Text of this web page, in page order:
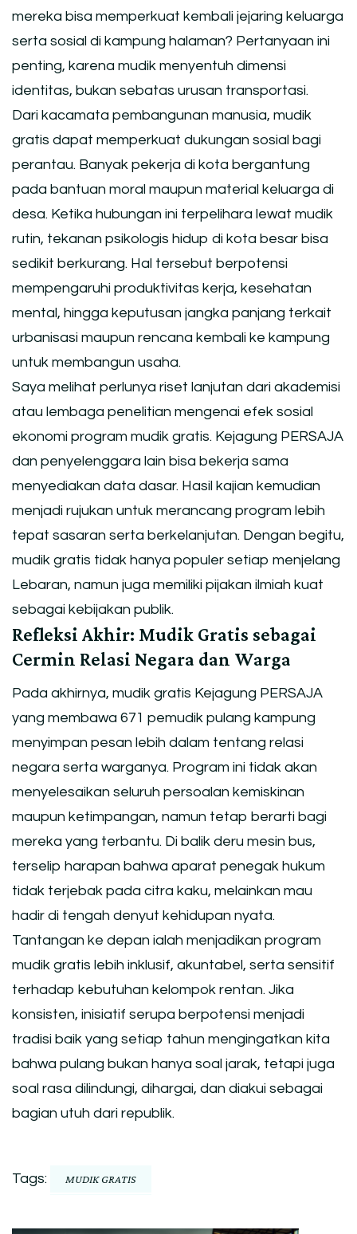
mereka bisa memperkuat kembali jejaring keluarga
serta sosial di kampung halaman? Pertanyaan ini
penting, karena mudik menyentuh dimensi
identitas, bukan sebatas urusan transportasi.
Dari kacamata pembangunan manusia, mudik
gratis dapat memperkuat dukungan sosial bagi
perantau. Banyak pekerja di kota bergantung
pada bantuan moral maupun material keluarga di
desa. Ketika hubungan ini terpelihara lewat mudik
rutin, tekanan psikologis hidup di kota besar bisa
sedikit berkurang. Hal tersebut berpotensi
mempengaruhi produktivitas kerja, kesehatan
mental, hingga keputusan jangka panjang terkait
urbanisasi maupun rencana kembali ke kampung
untuk membangun usaha.
Saya melihat perlunya riset lanjutan dari akademisi
atau lembaga penelitian mengenai efek sosial
ekonomi program mudik gratis. Kejagung PERSAJA
dan penyelenggara lain bisa bekerja sama
menyediakan data dasar. Hasil kajian kemudian
menjadi rujukan untuk merancang program lebih
tepat sasaran serta berkelanjutan. Dengan begitu,
mudik gratis tidak hanya populer setiap menjelang
Lebaran, namun juga memiliki pijakan ilmiah kuat
sebagai kebijakan publik.
Refleksi Akhir: Mudik Gratis sebagai
Cermin Relasi Negara dan Warga
Pada akhirnya, mudik gratis Kejagung PERSAJA
yang membawa 671 pemudik pulang kampung
menyimpan pesan lebih dalam tentang relasi
negara serta warganya. Program ini tidak akan
menyelesaikan seluruh persoalan kemiskinan
maupun ketimpangan, namun tetap berarti bagi
mereka yang terbantu. Di balik deru mesin bus,
terselip harapan bahwa aparat penegak hukum
tidak terjebak pada citra kaku, melainkan mau
hadir di tengah denyut kehidupan nyata.
Tantangan ke depan ialah menjadikan program
mudik gratis lebih inklusif, akuntabel, serta sensitif
terhadap kebutuhan kelompok rentan. Jika
konsisten, inisiatif serupa berpotensi menjadi
tradisi baik yang setiap tahun mengingatkan kita
bahwa pulang bukan hanya soal jarak, tetapi juga
soal rasa dilindungi, dihargai, dan diakui sebagai
bagian utuh dari republik.
Tags: MUDIK GRATIS